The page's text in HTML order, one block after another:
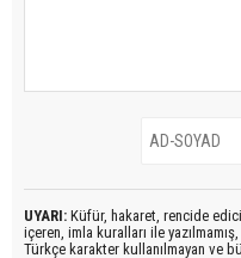
UYARI: Küfür, hakaret, rencide
içeren, imla kuralları ile yazılmamış,
Türkçe karakter kullanılmayan ve